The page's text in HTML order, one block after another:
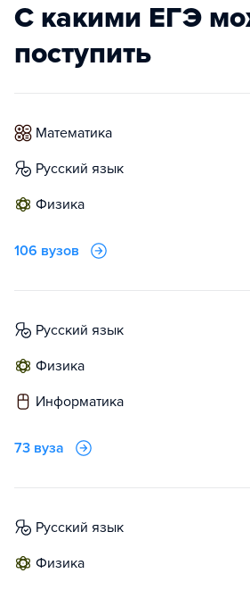
С какими ЕГЭ
поступить
математика
русский язык
физика
106 вузов
русский язык
физика
информатика
73 вуза
русский язык
физика